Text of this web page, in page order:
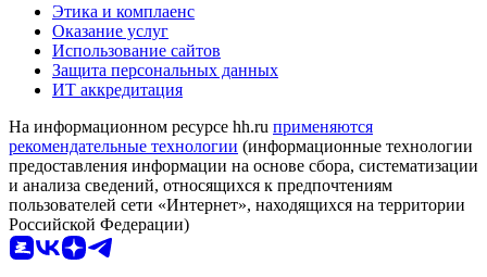
Этика и комплаенс
Оказание услуг
Использование сайтов
Защита персональных данных
ИТ аккредитация
На информационном ресурсе hh.ru применяются
рекомендательные технологии (информационные технологии
предоставления информации на основе сбора, систематизации
и анализа сведений, относящихся к предпочтениям
пользователей сети «Интернет», находящихся на территории
Российской Федерации)